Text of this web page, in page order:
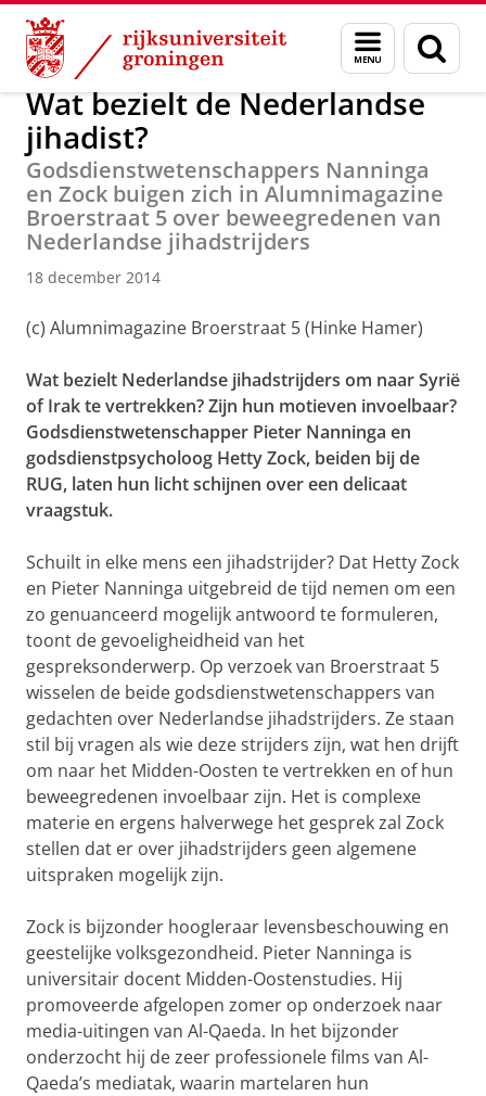
Skip
Content
Skip
Navigation
Menu
en
zoeken
Over ons Actueel Nieuws Nieuwsberichten
Wat bezielt de Nederlandse
jihadist?
Godsdienstwetenschappers Nanninga
en Zock buigen zich in Alumnimagazine
Broerstraat 5 over beweegredenen van
Nederlandse jihadstrijders
18 december 2014
(c) Alumnimagazine Broerstraat 5 (Hinke Hamer)
Wat bezielt Nederlandse jihadstrijders om naar Syrië
of Irak te vertrekken? Zijn hun motieven invoelbaar?
Godsdienstwetenschapper Pieter Nanninga en
godsdienstpsycholoog Hetty Zock, beiden bij de
RUG, laten hun licht schijnen over een delicaat
vraagstuk.
Schuilt in elke mens een jihadstrijder? Dat Hetty Zock
en Pieter Nanninga uitgebreid de tijd nemen om een
zo genuanceerd mogelijk antwoord te formuleren,
toont de gevoeligheidheid van het
gespreksonderwerp. Op verzoek van Broerstraat 5
wisselen de beide godsdienstwetenschappers van
gedachten over Nederlandse jihadstrijders. Ze staan
stil bij vragen als wie deze strijders zijn, wat hen drijft
om naar het Midden-Oosten te vertrekken en of hun
beweegredenen invoelbaar zijn. Het is complexe
materie en ergens halverwege het gesprek zal Zock
stellen dat er over jihadstrijders geen algemene
uitspraken mogelijk zijn.
Zock is bijzonder hoogleraar levensbeschouwing en
geestelijke volksgezondheid. Pieter Nanninga is
universitair docent Midden-Oostenstudies. Hij
promoveerde afgelopen zomer op onderzoek naar
media-uitingen van Al-Qaeda. In het bijzonder
onderzocht hij de zeer professionele films van Al-
Qaeda’s mediatak, waarin martelaren hun